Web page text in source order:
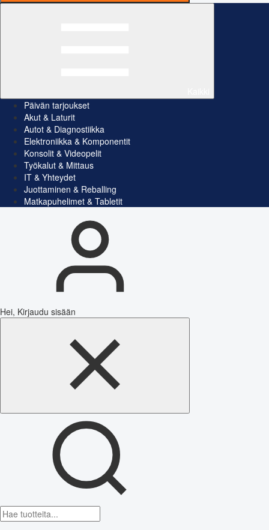
Päivän tarjoukset
Akut & Laturit
Autot & Diagnostiikka
Elektroniikka & Komponentit
Konsolit & Videopelit
Työkalut & Mittaus
IT & Yhteydet
Juottaminen & Reballing
Matkapuhelimet & Tabletit
Hei, Kirjaudu sisään